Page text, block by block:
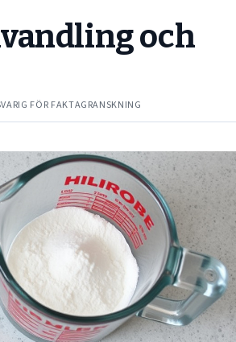
och
FÖR FAKTAGRANSKNING